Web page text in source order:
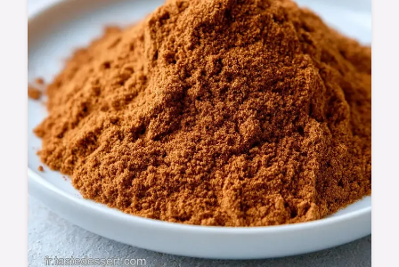
guide chaque étape pour réussir. Prêt en 12
minutes pour un moment cosy.